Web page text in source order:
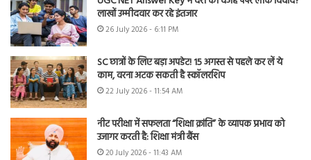
लाखों उम्मीदवार कर रहे इंतजार
26 July 2026 - 6:11 PM
SC छात्रों के लिए बड़ा अपडेट! 15 अगस्त से पहले कर लें ये
काम, वरना अटक सकती है स्कॉलरशिप
22 July 2026 - 11:54 AM
नीट परीक्षा में सफलता “शिक्षा क्रांति” के व्यापक प्रभाव को
उजागर करती है: शिक्षा मंत्री बैंस
20 July 2026 - 11:43 AM